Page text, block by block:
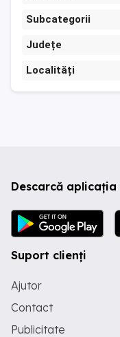
Subcategorii
Județe
Localități
Descarcă aplicația
Suport clienți
Ajutor
Contact
Publicitate